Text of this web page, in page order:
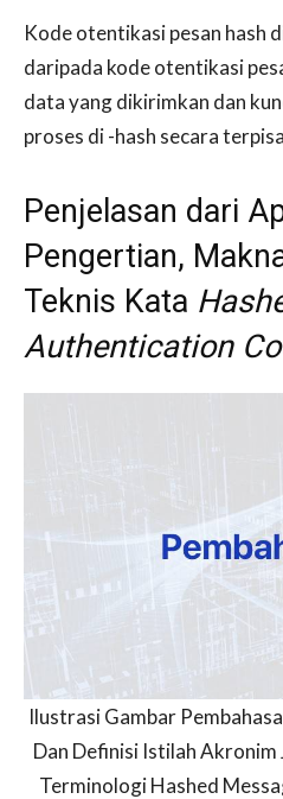
Kode otentikasi pesan hash
daripada kode otentikasi
data yang dikirimkan dan
proses di -hash secara
Penjelasan dari
Pengertian,
Teknis Kata
Authentication
Ilustrasi Gambar
Dan Definisi Istilah
Terminologi Hashed